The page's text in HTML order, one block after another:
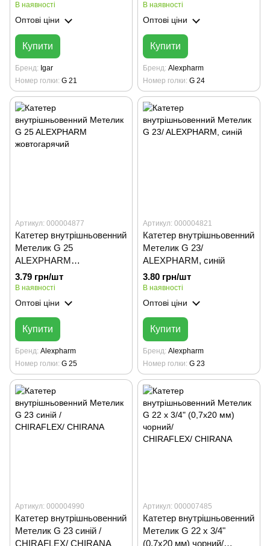
В наявності
Оптові ціни
Купити
Бренд
Igar
Номер голки G 21
В наявності
Оптові ціни
Купити
Бренд Alexpharm
Номер голки G 24
Артикул: 000004877
Катетер внутрішньовенний
Метелик G 25
ALEXPHARM
жовтогарячий
3.79 грн/шт
В наявності
Оптові ціни
Купити
Бренд Alexpharm
Номер голки G 25
Артикул: 000004821
Катетер внутрішньовенний
Метелик G 23/
ALEXPHARM, синій
3.80 грн/шт
В наявності
Оптові ціни
Купити
Бренд Alexpharm
Номер голки G 23
Артикул: 000004990
Катетер внутрішньовенний
Метелик G 23 синій /
CHIRAFLEX/ CHIRANA
Артикул: 000007485
Катетер внутрішньовенний
Метелик G 22 х 3/4"
(0,7х20 мм) чорний/